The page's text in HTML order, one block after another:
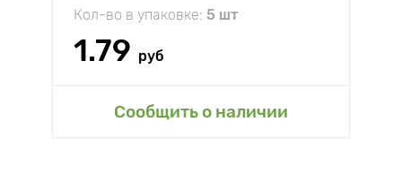
Кол-во в упаковке: 5 шт
1.79 руб
Сообщить о наличии